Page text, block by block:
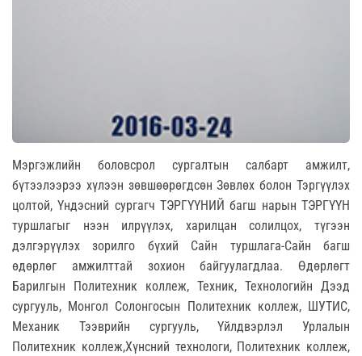
Мэргэжлийн боловсрол сургалтын салбарт амжилт,
бүтээлээрээ хүлээн зөвшөөрөгдсөн Зөвлөх болон Тэргүүлэх
цолтой, Үндэсний сургагч ТЭРГҮҮНИЙ багш нарын ТЭРГҮҮН
туршлагыг нээн илрүүлэх, харилцан солилцох, түгээн
дэлгэрүүлэх зорилго бүхий Сайн туршлага-Сайн багш
өдөрлөг амжилттай зохион байгуулагдлаа. Өдөрлөгт
Барилгын Политехник коллеж, Техник, Технологийн Дээд
сургууль, Монгол Солонгосын Политехник коллеж, ШУТИС,
Механик Тээврийн сургууль, Үйлдвэрлэл Урлалын
Политехник коллеж,Хүнсний технологи, Политехник коллеж,